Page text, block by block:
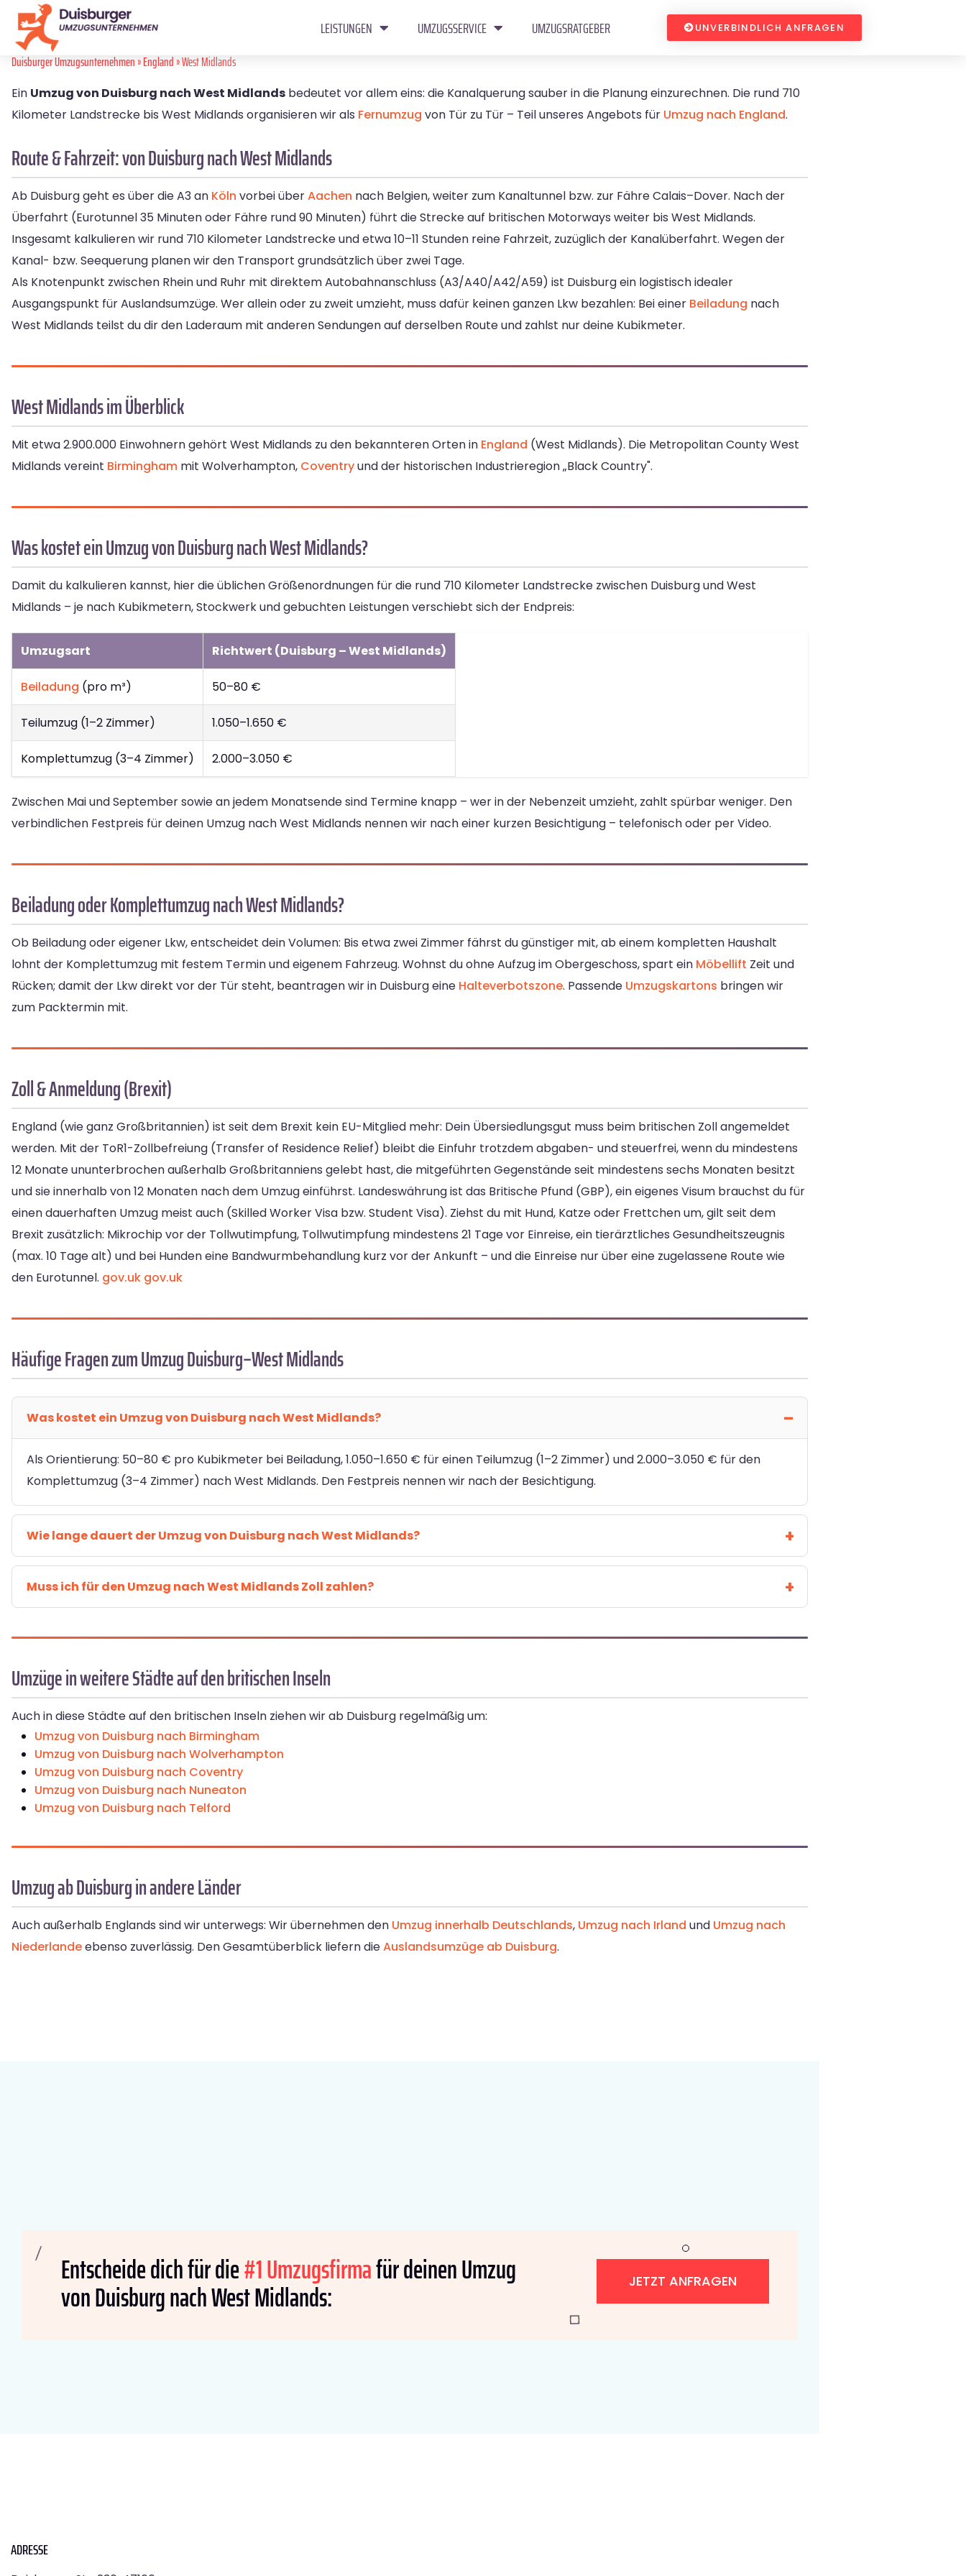
LEISTUNGEN UMZUGSSERVICE UMZUGSRATGEBER UNVERBINDLICH ANFRAGEN
Duisburger Umzugsunternehmen»England» West Midlands
Ein Umzug von Duisburg nach West Midlands bedeutet vor allem eins: die Kanalquerung sauber in die Planung einzurechnen. Die rund 710
Kilometer Landstrecke bis West Midlands organisieren wir als Fernumzug von Tür zu Tür – Teil unseres Angebots für Umzug nach England.
Route & Fahrzeit: von Duisburg nach West Midlands
Ab Duisburg geht es über die A3 an Köln vorbei überAachen nach Belgien, weiter zum Kanaltunnel bzw. zur Fähre Calais–Dover. Nach der
Überfahrt (Eurotunnel 35 Minuten oder Fähre rund 90 Minuten) führt die Strecke auf britischen Motorways weiter bis West Midlands.
Insgesamt kalkulieren wir rund 710 Kilometer Landstrecke und etwa 10–11 Stunden reine Fahrzeit, zuzüglich der Kanalüberfahrt. Wegen der
Kanal- bzw. Seequerung planen wir den Transport grundsätzlich über zwei Tage.
Als Knotenpunkt zwischen Rhein und Ruhr mit direktem Autobahnanschluss (A3/A40/A42/A59) ist Duisburg ein logistisch idealer
Ausgangspunkt für Auslandsumzüge. Wer allein oder zu zweit umzieht, muss dafür keinen ganzen Lkw bezahlen: Bei einer Beiladung nach
West Midlands teilst du dir den Laderaum mit anderen Sendungen auf derselben Route und zahlst nur deine Kubikmeter.
West Midlands im Überblick
Mit etwa 2.900.000 Einwohnern gehört West Midlands zu den bekannteren Orten in England (West Midlands). Die Metropolitan County West
Midlands vereint Birmingham mit Wolverhampton, Coventryund der historischen Industrieregion „Black Country".
Was kostet ein Umzug von Duisburg nach West Midlands?
Damit du kalkulieren kannst, hier die üblichen Größenordnungen für die rund 710 Kilometer Landstrecke zwischen Duisburg und West
Midlands – je nach Kubikmetern, Stockwerk und gebuchten Leistungen verschiebt sich der Endpreis:
Umzugsart Richtwert (Duisburg – West Midlands)
Beiladung (pro m³) 50–80 €
Teilumzug (1–2 Zimmer) 1.050–1.650 €
Komplettumzug (3–4 Zimmer) 2.000–3.050 €
Zwischen Mai und September sowie an jedem Monatsende sind Termine knapp – wer in der Nebenzeit umzieht, zahlt spürbar weniger. Den
verbindlichen Festpreis für deinen Umzug nach West Midlands nennen wir nach einer kurzen Besichtigung – telefonisch oder per Video.
Beiladung oder Komplettumzug nach West Midlands?
Ob Beiladung oder eigener Lkw, entscheidet dein Volumen: Bis etwa zwei Zimmer fährst du günstiger mit, ab einem kompletten Haushalt
lohnt der Komplettumzug mit festem Termin und eigenem Fahrzeug. Wohnst du ohne Aufzug im Obergeschoss, spart ein Möbellift Zeit und
Rücken; damit der Lkw direkt vor der Tür steht, beantragen wir in Duisburg eine Halteverbotszone. Passende Umzugskartons bringen wir
zum Packtermin mit.
Zoll & Anmeldung (Brexit)
England (wie ganz Großbritannien) ist seit dem Brexit kein EU-Mitglied mehr: Dein Übersiedlungsgut muss beim britischen Zoll angemeldet
werden. Mit der ToR1-Zollbefreiung (Transfer of Residence Relief) bleibt die Einfuhr trotzdem abgaben- und steuerfrei, wenn du mindestens
12 Monate ununterbrochen außerhalb Großbritanniens gelebt hast, die mitgeführten Gegenstände seit mindestens sechs Monaten besitzt
und sie innerhalb von 12 Monaten nach dem Umzug einführst. Landeswährung ist das Britische Pfund (GBP), ein eigenes Visum brauchst du für
einen dauerhaften Umzug meist auch (Skilled Worker Visa bzw. Student Visa). Ziehst du mit Hund, Katze oder Frettchen um, gilt seit dem
Brexit zusätzlich: Mikrochip vor der Tollwutimpfung, Tollwutimpfung mindestens 21 Tage vor Einreise, ein tierärztliches Gesundheitszeugnis
(max. 10 Tage alt) und bei Hunden eine Bandwurmbehandlung kurz vor der Ankunft – und die Einreise nur über eine zugelassene Route wie
den Eurotunnel. gov.uk gov.uk
Häufige Fragen zum Umzug Duisburg–West Midlands
Was kostet ein Umzug von Duisburg nach West Midlands?
Als Orientierung: 50–80 € pro Kubikmeter bei Beiladung, 1.050–1.650 € für einen Teilumzug (1–2 Zimmer) und 2.000–3.050 € für den
Komplettumzug (3–4 Zimmer) nach West Midlands. Den Festpreis nennen wir nach der Besichtigung.
Wie lange dauert der Umzug von Duisburg nach West Midlands?
Muss ich für den Umzug nach West Midlands Zoll zahlen?
Umzüge in weitere Städte auf den britischen Inseln
Auch in diese Städte auf den britischen Inseln ziehen wir ab Duisburg regelmäßig um:
Umzug von Duisburg nach Birmingham
Umzug von Duisburg nach Wolverhampton
Umzug von Duisburg nach Coventry
Umzug von Duisburg nach Nuneaton
Umzug von Duisburg nach Telford
Umzug ab Duisburg in andere Länder
Auch außerhalb Englands sind wir unterwegs: Wir übernehmen den Umzug innerhalb Deutschlands, Umzug nach Irland und Umzug nach
Niederlandeebenso zuverlässig. Den Gesamtüberblick liefern dieAuslandsumzüge ab Duisburg.
Entscheide dich für die#1 Umzugsfirmafür deinen Umzug
von Duisburg nach West Midlands: JETZT ANFRAGEN
ADRESSE